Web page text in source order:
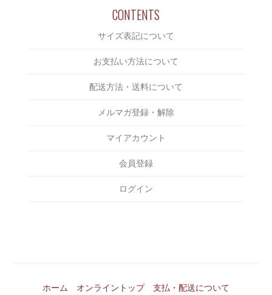
Eanbe
EVILACT
EXODUS
FAT
FOURTHIRTY
CAP/HAT
SHOES
ACCESSORIES
BAG
￥5,000～￥6,000
￥6,000～￥7,000
￥7,000～￥8,000
￥9,000～￥10,000
￥10,000～￥15,000
￥15,000～￥20,000
￥20,000～￥25,000
￥50,000～
CONTENTS
サイズ表記について
お支払い方法について
配送方法・送料について
メルマガ登録・解除
マイアカウント
会員登録
ログイン
ホーム オンライントップ 支払・配送について